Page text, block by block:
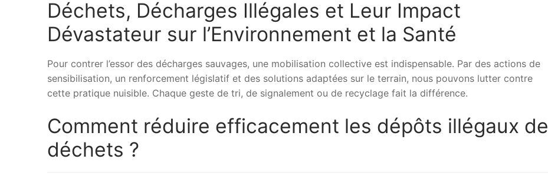
Déchets, Décharges Illégales et Leur Impact
Dévastateur sur l’Environnement et la Santé
Pour contrer l’essor des décharges sauvages, une mobilisation collective est indispensable. Par des actions de
sensibilisation, un renforcement législatif et des solutions adaptées sur le terrain, nous pouvons lutter contre
cette pratique nuisible. Chaque geste de tri, de signalement ou de recyclage fait la différence.
Comment réduire efficacement les dépôts illégaux de
déchets ?